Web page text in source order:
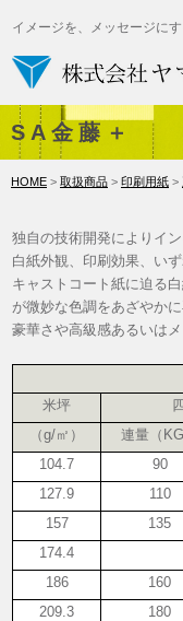
イメージを、メッセージにす
SA金藤＋
HOME > 取扱商品 > 印刷用紙 >
独自の技術開発によりイ
白紙外観、印刷効果、い
キャストコート紙に迫る
が微妙な色調をあざやか
豪華さや高級感あるいは
米坪
（g/㎡）
連量（KG
104.7
90
127.9
110
157
135
174.4
186
160
209.3
180